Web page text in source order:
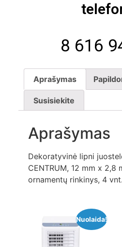
8 616
Aprašymas
Susisiekite
Aprašymas
Dekoratyvinė lipni
CENTRUM, 12 mm x 2,8
ornamentų rinkinys, 4 vnt.
Nuolaida!